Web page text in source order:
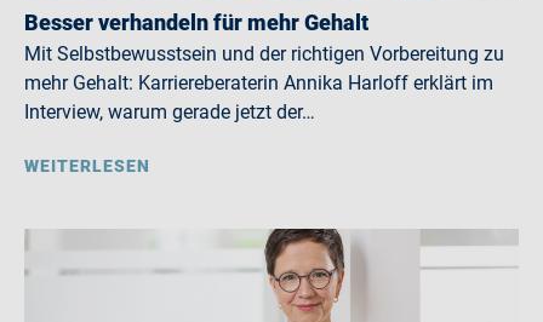
Besser verhandeln für mehr Gehalt
Mit Selbstbewusstsein und der richtigen Vorbereitung zu
mehr Gehalt: Karriereberaterin Annika Harloff erklärt im
Interview, warum gerade jetzt der…
WEITERLESEN